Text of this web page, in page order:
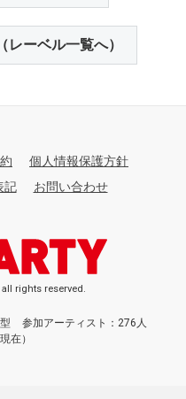
ーベル一覧へ）
個人情報保護方針
記
お問い合わせ
all rights reserved.
参加アーティスト：276人
在）